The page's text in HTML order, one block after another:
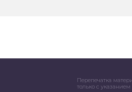
Перепечатка
только с